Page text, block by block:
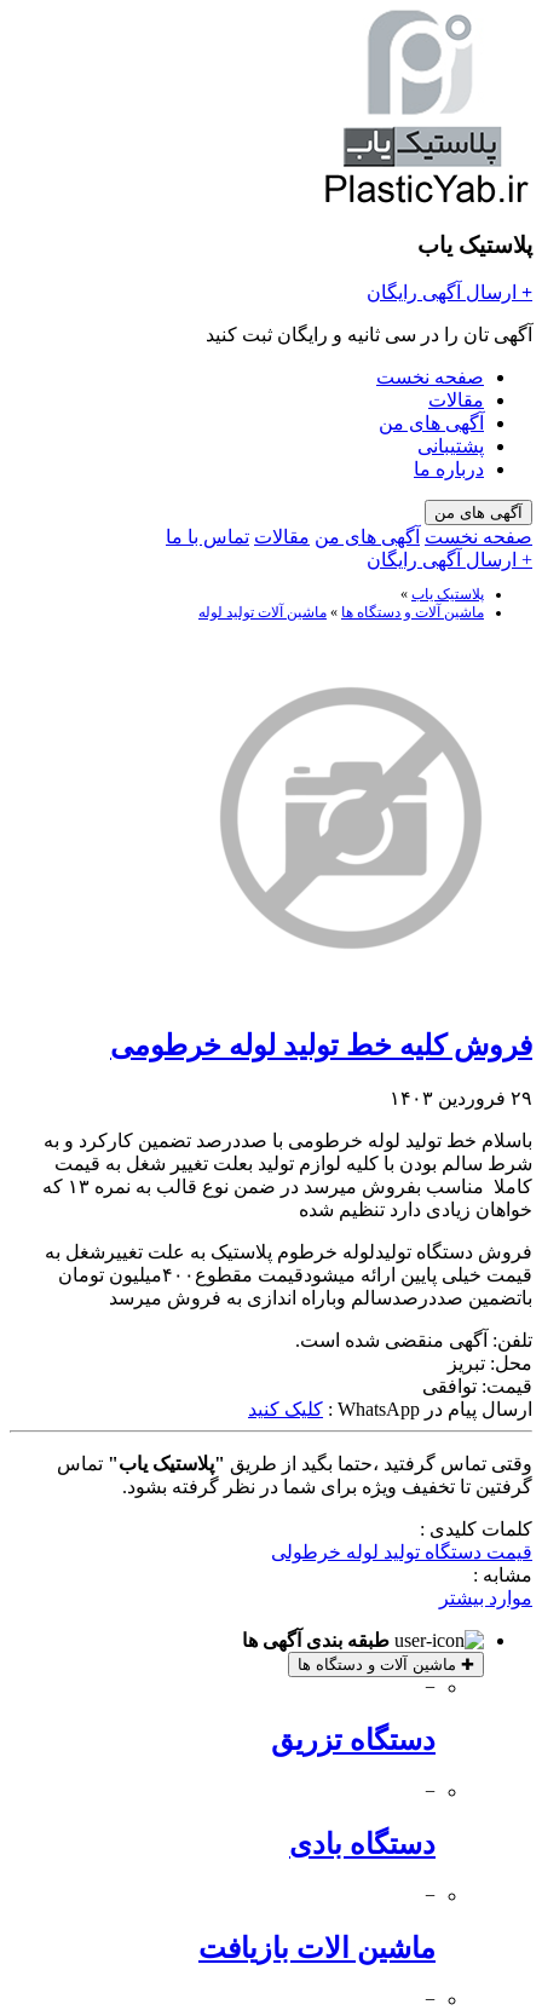
پلاستیک یاب
+ ارسال آگهی رایگان
آگهی تان را در سی ثانیه و رایگان ثبت کنید
صفحه نخست
مقالات
آگهی های من
پشتیبانی
درباره ما
آگهی های من
صفحه نخست آگهی های من مقالات تماس با ما
+ ارسال آگهی رایگان
پلاستیک یاب »
ماشین آلات و دستگاه ها » ماشین آلات تولید لوله
فروش کلیه خط تولید لوله خرطومی
۲۹ فروردین ۱۴۰۳
باسلام خط تولید لوله خرطومی با صددرصد تضمین کارکرد و به
شرط سالم بودن با کلیه لوازم تولید بعلت تغییر شغل به قیمت
کاملا مناسب بفروش میرسد در ضمن نوع قالب به نمره ۱۳ که
خواهان زیادی دارد تنظیم شده
فروش دستگاه تولیدلوله خرطوم پلاستیک به علت تغییرشغل به
قیمت خیلی پایین ارائه میشودقیمت مقطوع۴۰۰میلیون تومان
باتضمین صددرصدسالم وباراه اندازی به فروش میرسد
تلفن: آگهی منقضی شده است.
محل: تبریز
قیمت: توافقی
ارسال پیام در WhatsApp :
کلیک کنید
وقتی تماس گرفتید ،حتما بگید از طریق "پلاستیک یاب" تماس
گرفتین تا تخفیف ویژه برای شما در نظر گرفته بشود.
کلمات کلیدی :
قیمت دستگاه تولید لوله خرطولی
مشابه :
موارد بیشتر
طبقه بندی آگهی ها
✚ ماشین آلات و دستگاه ها
−
دستگاه تزریق
−
دستگاه بادی
−
ماشین الات بازیافت
−